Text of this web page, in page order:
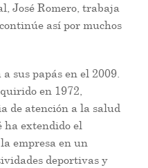
José Romero, trabaja
así por muchos
sus papás en el 2009.
en 1972,
de atención a la salud
ha extendido el
empresa en un
deportivas y